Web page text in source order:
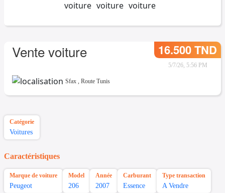
Vente voiture 16.500 TND
5/7/26, 5:56 PM
Sfax , Route Tunis
Catégorie
Voitures
Caractéristiques
Marque de voiture
Peugeot
Model
206
Année
2007
Carburant
Essence
Type transaction
A Vendre